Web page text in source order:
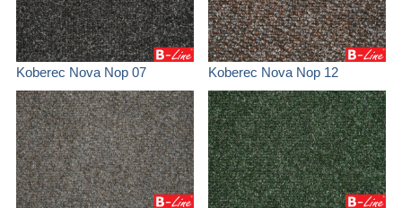
Koberec Nova Nop 07 Koberec Nova Nop 12